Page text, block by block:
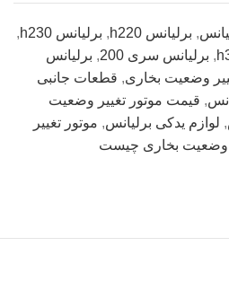
, برلیانس h220 , برلیانس h230
,
, برلیانس سری 200 , برلیانس
وضعیت بخاری, قطعات جانبی
, قیمت موتور تغییر وضعیت
, لوازم یدکی برلیانس, موتور تغییر
وضعیت بخاری چیست